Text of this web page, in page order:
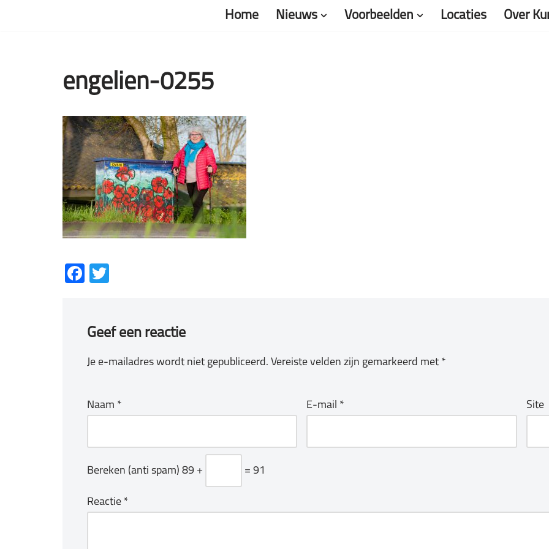
Home Nieuws Voorbeelden Locaties Over
engelien-0255
Facebook
Geef een reactie
Je e-mailadres wordt niet gepubliceerd. Vereiste velden zijn gemarkeerd met *
Naam * E-mail * Site
Bereken (anti spam) 89 + = 91
Reactie *